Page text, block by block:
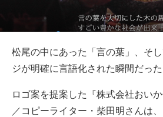
松尾の中にあった「言の葉」、そ
ジが明確に言語化された瞬間だった
ロゴ案を提案した『株式会社おい
／コピーライター・柴田明さんは